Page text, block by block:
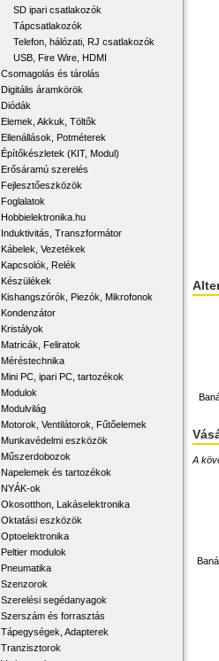
SD ipari csatlakozók
Tápcsatlakozók
Telefon, hálózati, RJ csatlakozók
USB, Fire Wire, HDMI
Csomagolás és tárolás
Digitális áramkörök
Diódák
Elemek, Akkuk, Töltők
Ellenállások, Potméterek
Építőkészletek (KIT, Modul)
Erősáramú szerelés
Fejlesztőeszközök
Foglalatok
Hobbielektronika.hu
Induktivitás, Transzformátor
Kábelek, Vezetékek
Kapcsolók, Relék
Készülékek
Kishangszórók, Piezók, Mikrofonok
Kondenzátor
Kristályok
Matricák, Feliratok
Méréstechnika
Mini PC, ipari PC, tartozékok
Modulok
Modulvilág
Motorok, Ventilátorok, Fűtőelemek
Munkavédelmi eszközök
Műszerdobozok
Napelemek és tartozékok
NYÁK-ok
Okosotthon, Lakáselektronika
Oktatási eszközök
Optoelektronika
Peltier modulok
Pneumatika
Szenzorok
Szerelési segédanyagok
Szerszám és forrasztás
Tápegységek, Adapterek
Tranzisztorok
A